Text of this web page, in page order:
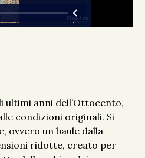
ultimi anni dell’Ottocento,
condizioni originali. Si
ovvero un baule dalla
ridotte, creato per